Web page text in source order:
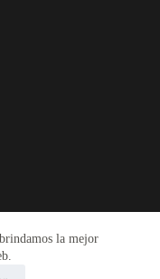
la mejor